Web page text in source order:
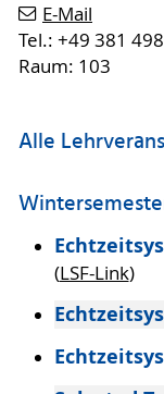
E-Mail
Tel.: +49 381
Raum: 103
Alle
(LSF-Link)